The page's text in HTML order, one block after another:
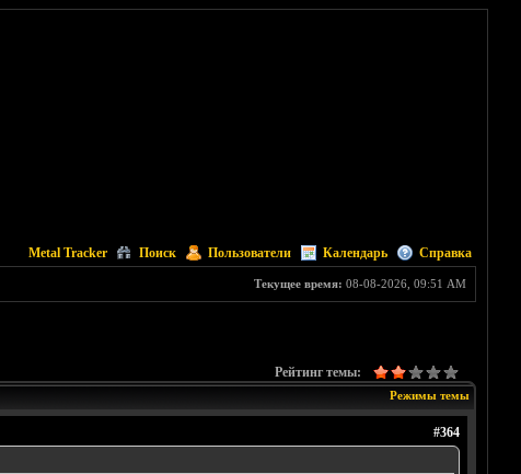
Metal Tracker Поиск Пользователи Календарь Справка
Текущее время: 08-08-2026, 09:51 AM
Рейтинг темы:
Режимы темы
#364